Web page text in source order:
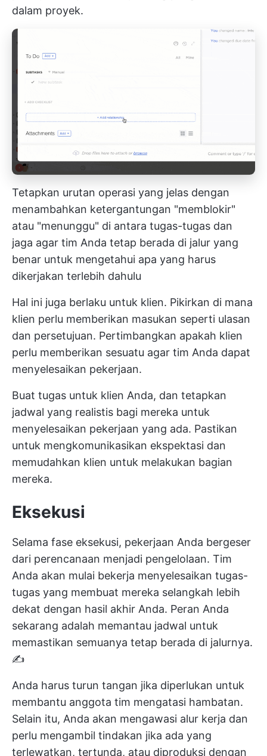
dalam proyek.
Tetapkan urutan operasi yang jelas dengan
menambahkan ketergantungan "memblokir"
atau "menunggu" di antara tugas-tugas dan
jaga agar tim Anda tetap berada di jalur yang
benar untuk mengetahui apa yang harus
dikerjakan terlebih dahulu
Hal ini juga berlaku untuk klien. Pikirkan di mana
klien perlu memberikan masukan seperti ulasan
dan persetujuan. Pertimbangkan apakah klien
perlu memberikan sesuatu agar tim Anda dapat
menyelesaikan pekerjaan.
Buat tugas untuk klien Anda, dan tetapkan
jadwal yang realistis bagi mereka untuk
menyelesaikan pekerjaan yang ada. Pastikan
untuk mengkomunikasikan ekspektasi dan
memudahkan klien untuk melakukan bagian
mereka.
Eksekusi
Selama fase eksekusi, pekerjaan Anda bergeser
dari perencanaan menjadi pengelolaan. Tim
Anda akan mulai bekerja menyelesaikan tugas-
tugas yang membuat mereka selangkah lebih
dekat dengan hasil akhir Anda. Peran Anda
sekarang adalah memantau jadwal untuk
memastikan semuanya tetap berada di jalurnya.
✍️
Anda harus turun tangan jika diperlukan untuk
membantu anggota tim mengatasi hambatan.
Selain itu, Anda akan mengawasi alur kerja dan
perlu mengambil tindakan jika ada yang
terlewatkan, tertunda, atau diproduksi dengan